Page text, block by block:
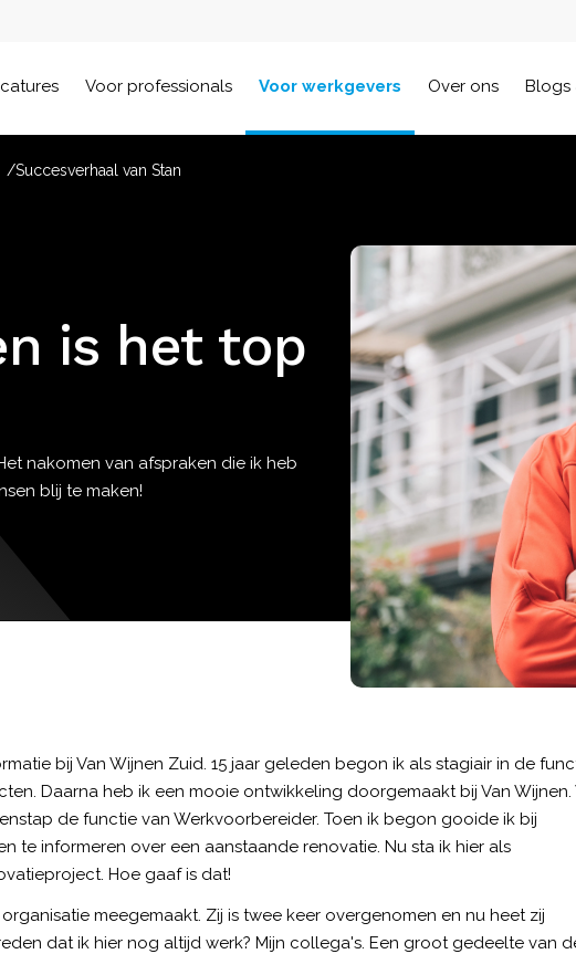
Voor professionals Voor werkgevers Over ons Blogs
Succesverhaal van Stan
is het top
nakomen van afspraken die ik heb
blij te maken!
bij Van Wijnen Zuid. 15 jaar geleden begon ik als stagiair in de
Daarna heb ik een mooie ontwikkeling doorgemaakt bij Van Wijnen.
de functie van Werkvoorbereider. Toen ik begon gooide ik bij
te informeren over een aanstaande renovatie. Nu sta ik hier als
Hoe gaaf is dat!
meegemaakt. Zij is twee keer overgenomen en nu heet zij
dat ik hier nog altijd werk? Mijn collega's. Een groot gedeelte van